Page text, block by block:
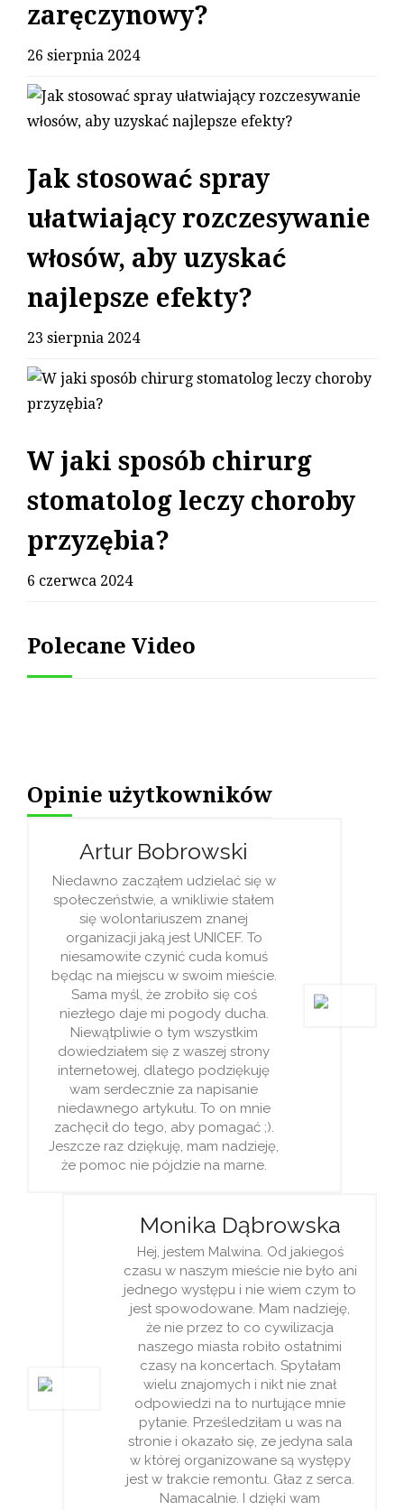
zaręczynowy?
26 sierpnia 2024
Jak stosować spray
ułatwiający rozczesywanie
włosów, aby uzyskać
najlepsze efekty?
23 sierpnia 2024
W jaki sposób chirurg
stomatolog leczy choroby
przyzębia?
6 czerwca 2024
Polecane Video
Opinie użytkowników
Artur Bobrowski
Niedawno zacząłem udzielać się w
społeczeństwie, a wnikliwie stałem
się wolontariuszem znanej
organizacji jaką jest UNICEF. To
niesamowite czynić cuda komuś
będąc na miejscu w swoim mieście.
Sama myśl, że zrobiło się coś
niezłego daje mi pogody ducha.
Niewątpliwie o tym wszystkim
dowiedziałem się z waszej strony
internetowej, dlatego podziękuję
wam serdecznie za napisanie
niedawnego artykułu. To on mnie
zachęcił do tego, aby pomagać ;).
Jeszcze raz dziękuję, mam nadzieję,
że pomoc nie pójdzie na marne.
Monika Dąbrowska
Hej, jestem Malwina. Od jakiegoś
czasu w naszym mieście nie było ani
jednego występu i nie wiem czym to
jest spowodowane. Mam nadzieję,
że nie przez to co cywilizacja
naszego miasta robiło ostatnimi
czasy na koncertach. Spytałam
wielu znajomych i nikt nie znał
odpowiedzi na to nurtujące mnie
pytanie. Prześledziłam u was na
stronie i okazało się, ze jedyna sala
w której organizowane są występy
jest w trakcie remontu. Głaz z serca.
Namacalnie. I dzięki wam